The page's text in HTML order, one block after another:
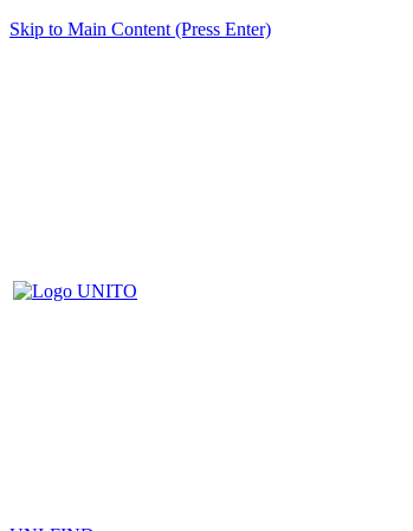
Skip to Main Content (Press Enter)